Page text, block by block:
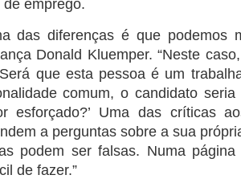
emprego.
das diferenças é que podemos
Donald Kluemper. “Neste
que esta pessoa é um
comum, o candidato seria
esforçado?’ Uma das críticas
a perguntas sobre a sua
podem ser falsas. Numa
de fazer.”